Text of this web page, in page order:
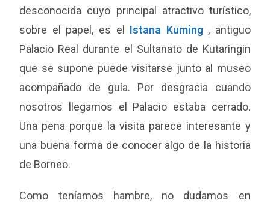
desconocida cuyo principal atractivo turístico,
sobre el papel, es el Istana Kuming , antiguo
Palacio Real durante el Sultanato de Kutaringin
que se supone puede visitarse junto al museo
acompañado de guía. Por desgracia cuando
nosotros llegamos el Palacio estaba cerrado.
Una pena porque la visita parece interesante y
una buena forma de conocer algo de la historia
de Borneo.
Como teníamos hambre, no dudamos en